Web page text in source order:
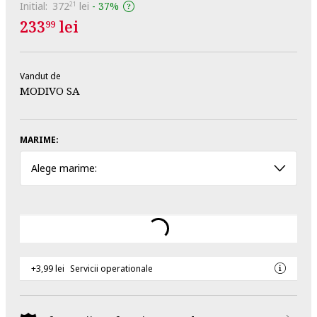
Initial: 37221 lei - 37%
23399 lei
Vandut de
MODIVO SA
MARIME:
Alege marime:
+3,99 lei Servicii operationale